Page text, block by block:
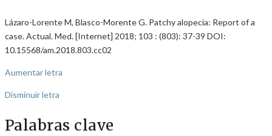
Lázaro-Lorente M, Blasco-Morente G. Patchy alopecia: Report of a
case. Actual. Med. [Internet] 2018; 103 : (803): 37-39 DOI:
10.15568/am.2018.803.cc02
Aumentar letra
Disminuir letra
Palabras clave